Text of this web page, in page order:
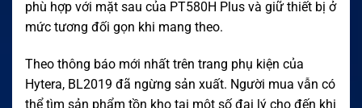
phù hợp với mặt sau của PT580H Plus và giữ thiết bị ở
mức tương đối gọn khi mang theo.
Theo thông báo mới nhất trên trang phụ kiện của
Hytera, BL2019 đã ngừng sản xuất. Người mua vẫn có
thể tìm sản phẩm tồn kho tại một số đại lý cho đến khi